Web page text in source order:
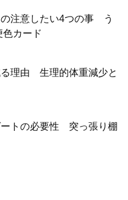
注意したい4つの事 う
色カード
理由 生理的体重減少と
トの必要性 突っ張り棚